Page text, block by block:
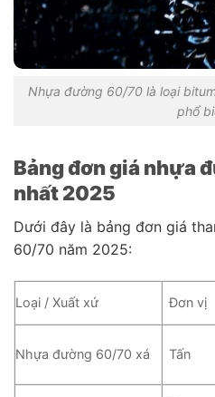
Nhựa đường 60/70 là loại
phổ
Bảng đơn giá nhựa
nhất 2025
Dưới đây là bảng đơn giá
60/70 năm 2025:
Loại / Xuất xứ Đơn vị
Nhựa đường 60/70 xá Tấn